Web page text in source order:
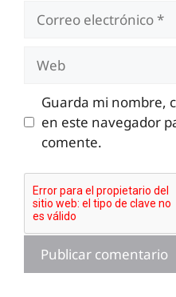
Correo
electrónico
Guarda mi nombre,
en este navegador
comente.